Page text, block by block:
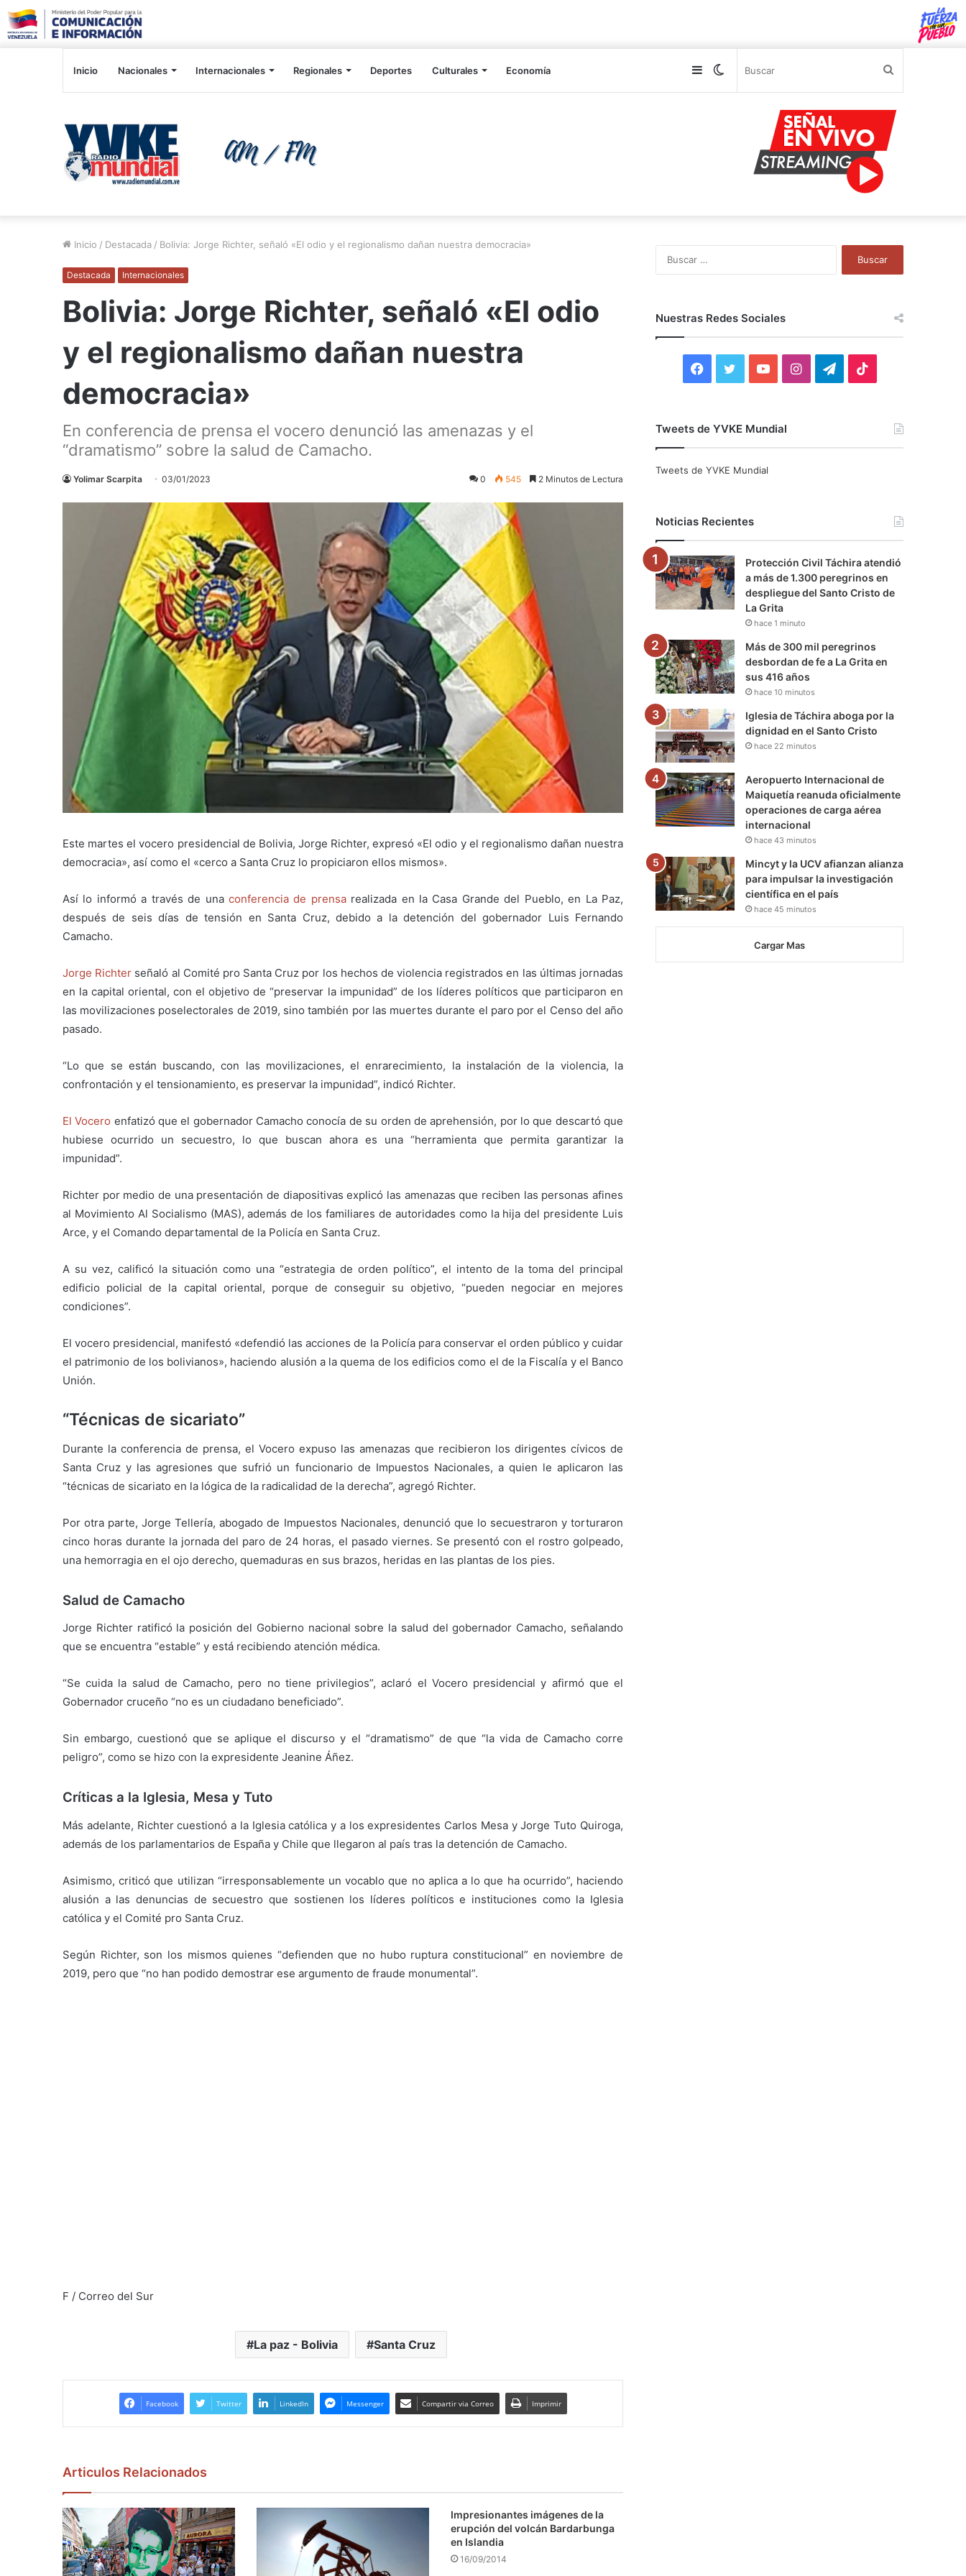
Inicio Nacionales Internacionales Regionales Deportes Culturales Economía Switch
Sidebar
Inicio / Destacada / Bolivia: Jorge Richter, señaló «El odio y el regionalismo dañan nuestra democracia»
Destacada Internacionales
Bolivia: Jorge Richter, señaló «El odio
y el regionalismo dañan nuestra
democracia»
En conferencia de prensa el vocero denunció las amenazas y el
“dramatismo” sobre la salud de Camacho.
Yolimar Scarpita 03/01/2023 0 545 2 Minutos de Lectura
Este martes el vocero presidencial de Bolivia, Jorge Richter, expresó «El odio y el regionalismo dañan nuestra
democracia», así como el «cerco a Santa Cruz lo propiciaron ellos mismos».
Así lo informó a través de una conferencia de prensarealizada en la Casa Grande del Pueblo, en La Paz,
después de seis días de tensión en Santa Cruz, debido a la detención del gobernador Luis Fernando
Camacho.
Jorge Richter señaló al Comité pro Santa Cruz por los hechos de violencia registrados en las últimas jornadas
en la capital oriental, con el objetivo de “preservar la impunidad” de los líderes políticos que participaron en
las movilizaciones poselectorales de 2019, sino también por las muertes durante el paro por el Censo del año
pasado.
“Lo que se están buscando, con las movilizaciones, el enrarecimiento, la instalación de la violencia, la
confrontación y el tensionamiento, es preservar la impunidad”, indicó Richter.
El Vocero enfatizó que el gobernador Camacho conocía de su orden de aprehensión, por lo que descartó que
hubiese ocurrido un secuestro, lo que buscan ahora es una “herramienta que permita garantizar la
impunidad”.
Richter por medio de una presentación de diapositivas explicó las amenazas que reciben las personas afines
al Movimiento Al Socialismo (MAS), además de los familiares de autoridades como la hija del presidente Luis
Arce, y el Comando departamental de la Policía en Santa Cruz.
A su vez, calificó la situación como una “estrategia de orden político”, el intento de la toma del principal
edificio policial de la capital oriental, porque de conseguir su objetivo, “pueden negociar en mejores
condiciones”.
El vocero presidencial, manifestó «defendió las acciones de la Policía para conservar el orden público y cuidar
el patrimonio de los bolivianos», haciendo alusión a la quema de los edificios como el de la Fiscalía y el Banco
Unión.
“Técnicas de sicariato”
Durante la conferencia de prensa, el Vocero expuso las amenazas que recibieron los dirigentes cívicos de
Santa Cruz y las agresiones que sufrió un funcionario de Impuestos Nacionales, a quien le aplicaron las
“técnicas de sicariato en la lógica de la radicalidad de la derecha”, agregó Richter.
Por otra parte, Jorge Tellería, abogado de Impuestos Nacionales, denunció que lo secuestraron y torturaron
cinco horas durante la jornada del paro de 24 horas, el pasado viernes. Se presentó con el rostro golpeado,
una hemorragia en el ojo derecho, quemaduras en sus brazos, heridas en las plantas de los pies.
Salud de Camacho
Jorge Richter ratificó la posición del Gobierno nacional sobre la salud del gobernador Camacho, señalando
que se encuentra “estable” y está recibiendo atención médica.
“Se cuida la salud de Camacho, pero no tiene privilegios”, aclaró el Vocero presidencial y afirmó que el
Gobernador cruceño “no es un ciudadano beneficiado”.
Sin embargo, cuestionó que se aplique el discurso y el “dramatismo” de que “la vida de Camacho corre
peligro”, como se hizo con la expresidente Jeanine Áñez.
Críticas a la Iglesia, Mesa y Tuto
Más adelante, Richter cuestionó a la Iglesia católica y a los expresidentes Carlos Mesa y Jorge Tuto Quiroga,
además de los parlamentarios de España y Chile que llegaron al país tras la detención de Camacho.
Asimismo, criticó que utilizan “irresponsablemente un vocablo que no aplica a lo que ha ocurrido”, haciendo
alusión a las denuncias de secuestro que sostienen los líderes políticos e instituciones como la Iglesia
católica y el Comité pro Santa Cruz.
Según Richter, son los mismos quienes “defienden que no hubo ruptura constitucional” en noviembre de
2019, pero que “no han podido demostrar ese argumento de fraude monumental”.
F / Correo del Sur
La paz - Bolivia Santa Cruz
Facebook Twitter LinkedIn Messenger Compartir via Correo Imprimir
Articulos Relacionados
Impresionantes imágenes de la
erupción del volcán Bardarbunga
en Islandia
16/09/2014
Nuestras Redes Sociales
F
c
o
k
i
r
Y
u
e
I
r
a
m
T
a
m
Tweets de YVKE Mundial
Tweets de YVKE Mundial
Noticias Recientes
Protección Civil Táchira atendió
a más de 1.300 peregrinos en
despliegue del Santo Cristo de
La Grita
hace 1 minuto
Más de 300 mil peregrinos
desbordan de fe a La Grita en
sus 416 años
hace 10 minutos
Iglesia de Táchira aboga por la
dignidad en el Santo Cristo
hace 22 minutos
Aeropuerto Internacional de
Maiquetía reanuda oficialmente
operaciones de carga aérea
internacional
hace 43 minutos
Mincyt y la UCV afianzan alianza
para impulsar la investigación
científica en el país
hace 45 minutos
Cargar Mas